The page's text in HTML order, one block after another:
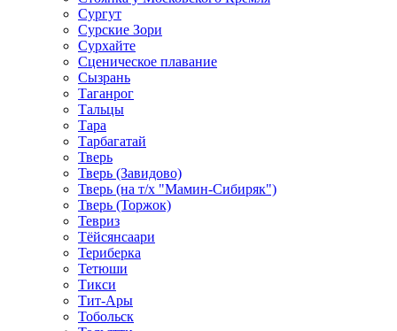
Сургут
Сурские Зори
Сурхайте
Сценическое плавание
Сызрань
Таганрог
Тальцы
Тара
Тарбагатай
Тверь
Тверь (Завидово)
Тверь (на т/х "Мамин-Сибиряк")
Тверь (Торжок)
Тевриз
Тёйсянсаари
Териберка
Тетюши
Тикси
Тит-Ары
Тобольск